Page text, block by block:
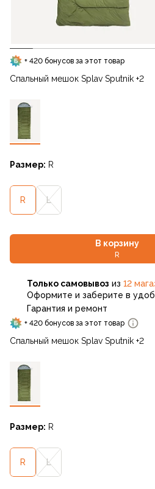
+ 420 бонусов за этот товар
Спальный мешок Splav Sputnik +2
Размер: R
R L
В корзину
R
Только самовывоз из 12
Оформите и заберите в
Гарантия и ремонт
+ 420 бонусов за этот товар
Спальный мешок Splav Sputnik +2
Размер: R
R L